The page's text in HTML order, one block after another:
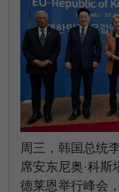
周三，韩国总统
席安东尼奥·科斯
德莱恩举行峰会